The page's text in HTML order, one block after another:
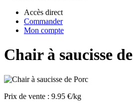
Accès direct
Commander
Mon compte
Chair à saucisse
Prix de vente : 9.95 €/kg